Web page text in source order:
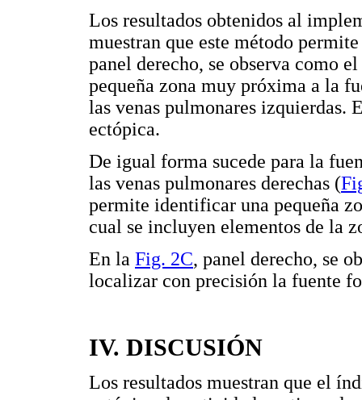
Los resultados obtenidos al
muestran que este método
panel derecho, se observa como
pequeña zona muy próxima a la
las venas pulmonares izquierdas.
ectópica.
De igual forma sucede para la
las venas pulmonares derechas (
permite identificar una pequeña
cual se incluyen elementos de la
En la Fig. 2C, panel derecho, se
localizar con precisión la fuente
IV. DISCUSIÓN
Los resultados muestran que el